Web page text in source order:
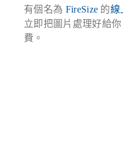
有個名為 FireSize 的線
立即把圖片處理好給
費。